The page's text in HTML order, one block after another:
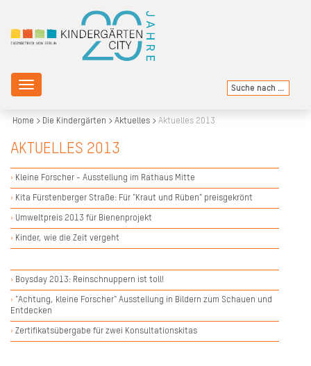
Toggle
navigation
Home Die Kindergärten Aktuelles Aktuelles 2013
AKTUELLES 2013
Kleine Forscher - Ausstellung im Rathaus Mitte
Kita Fürstenberger Straße: Für "Kraut und Rüben" preisgekrönt
Umweltpreis 2013 für Bienenprojekt
Kinder, wie die Zeit vergeht
Boysday 2013: Reinschnuppern ist toll!
"Achtung, kleine Forscher" Ausstellung in Bildern zum Schauen und
Entdecken
Zertifikatsübergabe für zwei Konsultationskitas